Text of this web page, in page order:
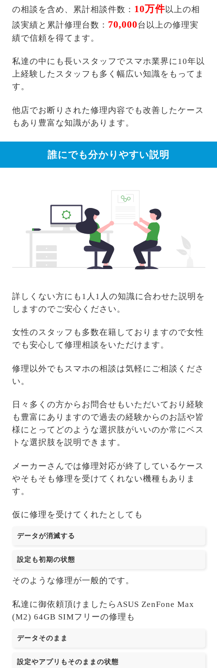
の相談を含め、累計相談件数： 10万件以上の相
談実績と累計修理台数： 70,000台以上の修理実
績で信頼を得てます。
私達の中にも長いスタッフでスマホ業界に10年以
上経験したスタッフも多く幅広い知識をもってま
す。
他店でお断りされた修理内容でも改善したケース
もあり豊富な知識があります。
誰にでも分かりやすい説明
詳しくない方にも1人1人の知識に合わせた説明を
しますのでご安心ください。
女性のスタッフも多数在籍しておりますので女性
でも安心して修理相談をいただけます。
修理以外でもスマホの相談は気軽にご相談くださ
い。
日々多くの方からお問合せもいただいており経験
も豊富にありますので過去の経験からのお話や皆
様にとってどのような選択肢がいいのか常にベス
トな選択肢を説明できます。
メーカーさんでは修理対応が終了しているケース
やそもそも修理を受けてくれない機種もありま
す。
仮に修理を受けてくれたとしても
データが消滅する
設定も初期の状態
そのような修理が一般的です。
私達に御依頼頂けましたらASUS ZenFone Max
(M2) 64GB SIMフリーの修理も
データそのまま
設定やアプリもそのままの状態